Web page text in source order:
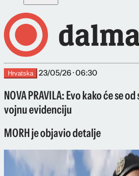
Hrvatska 23/05/26 · 06:30
NOVA PRAVILA: Evo kako će se
vojnu evidenciju
MORH je objavio detalje